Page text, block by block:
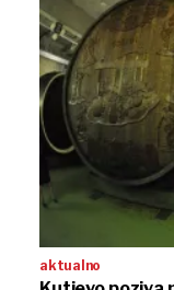
aktualno